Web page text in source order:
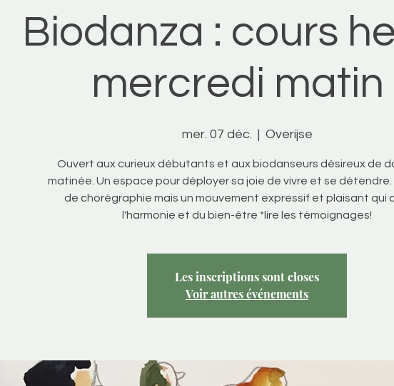
Biodanza : cours
mercredi matin
mer. 07 déc.
  |
Overijse
Ouvert aux curieux débutants et aux biodanseurs désireux de
matinée. Un espace pour déployer sa joie de vivre et se détendre.
de chorégraphie mais un mouvement expressif et plaisant qui
l'harmonie et du bien-être *lire les témoignages!
Les inscriptions sont closes
Voir autres événements